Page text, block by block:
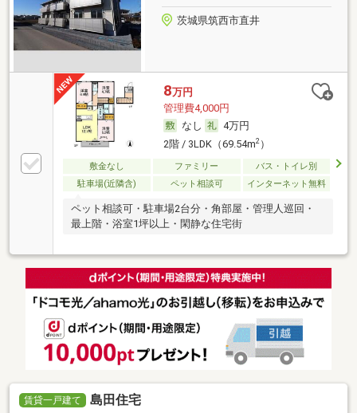
茨城県筑西市直井
8万円
管理費4,000円
なし
4万円
2階 / 3LDK（69.54m2）
敷金なし ファミリー
バス・トイレ別
駐車場(近隣含)
ペット相談可 インターネット無料
ペット相談可・駐車場2台分・角部屋・管理人巡回・
最上階・浴室1坪以上・閑静な住宅街
賃貸一戸建て 島田住宅